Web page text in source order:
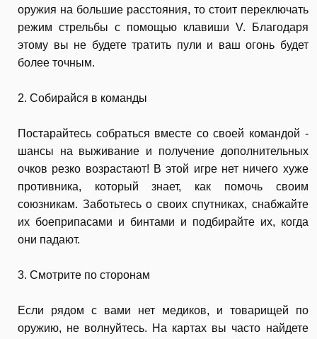
оружия на большие расстояния, то стоит переключать
режим стрельбы с помощью клавиши V. Благодаря
этому вы не будете тратить пули и ваш огонь будет
более точным.
2. Собирайся в команды
Постарайтесь собраться вместе со своей командой -
шансы на выживание и получение дополнительных
очков резко возрастают! В этой игре нет ничего хуже
противника, который знает, как помочь своим
союзникам. Заботьтесь о своих спутниках, снабжайте
их боеприпасами и бинтами и подбирайте их, когда
они падают.
3. Смотрите по сторонам
Если рядом с вами нет медиков, и товарищей по
оружию, не волнуйтесь. На картах вы часто найдете